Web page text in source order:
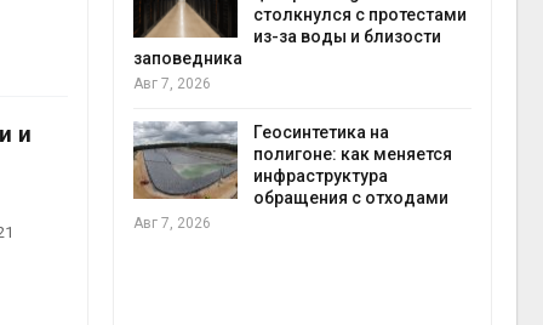
и
столкнулся с протестами
из-за воды и близости
заповедника
Авг 7, 2026
Геосинтетика на
полигоне: как меняется
инфраструктура
обращения с отходами
Авг 7, 2026